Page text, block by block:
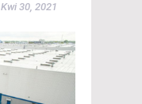
Kwi 30, 2021